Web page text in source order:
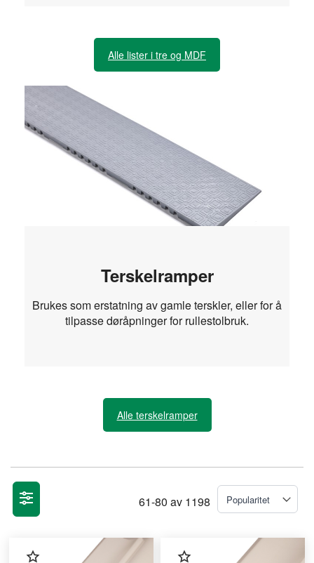
Alle lister i tre og MDF
Terskelramper
Brukes som erstatning av gamle terskler, eller for å
tilpasse døråpninger for rullestolbruk.
Alle terskelramper
61-80 av 1198